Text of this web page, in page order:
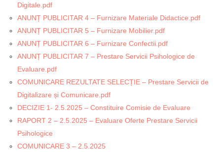
Digitale.pdf
ANUNȚ PUBLICITAR 4 – Furnizare Materiale Didactice.pdf
ANUNȚ PUBLICITAR 5 – Furnizare Mobilier.pdf
ANUNȚ PUBLICITAR 6 – Furnizare Confectii.pdf
ANUNȚ PUBLICITAR 7 – Prestare Servicii Psihologice de
Evaluare.pdf
COMUNICARE REZULTATE SELECȚIE – Prestare Servicii de
Digitalizare și Comunicare.pdf
DECIZIE 1- 2.5.2025 – Constituire Comisie de Evaluare
RAPORT 2 – 2.5.2025 – Evaluare Oferte Prestare Servicii
Psihologice
COMUNICARE 3 – 2.5.2025